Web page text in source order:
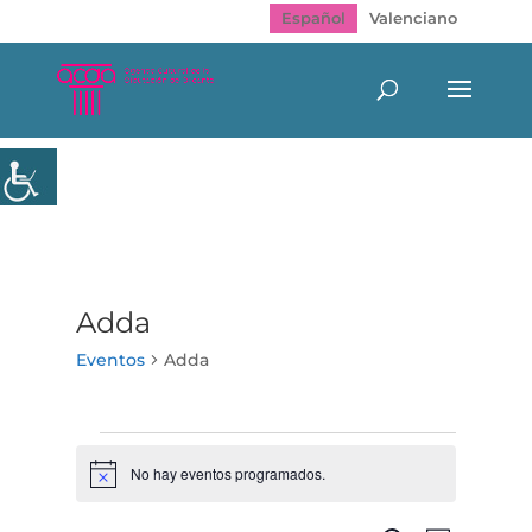
Español Valenciano
Adda
Eventos Adda
Aviso No hay eventos programados.